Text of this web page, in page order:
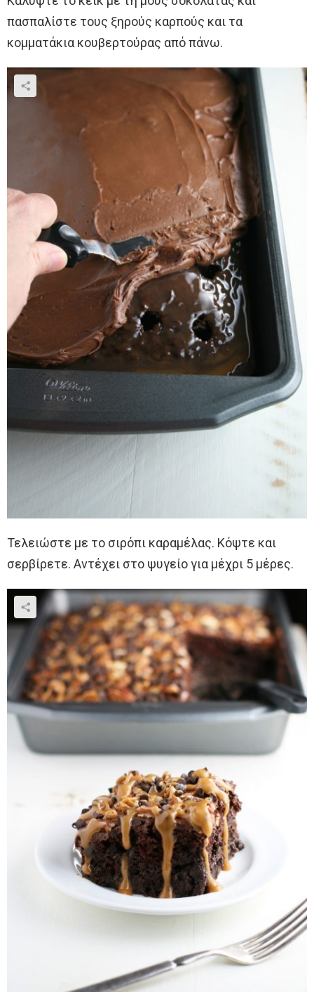
πασπαλίστε τους ξηρούς καρπούς και τα
κομματάκια κουβερτούρας από πάνω.
Τελειώστε με το σιρόπι καραμέλας. Κόψτε και
σερβίρετε. Αντέχει στο ψυγείο για μέχρι 5 μέρες.